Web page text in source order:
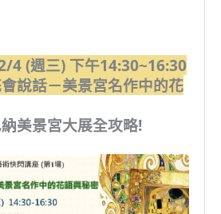
4 (週三) 下午14:30~16:30
說話－美景宮名作中的花
美景宮大展全攻略!